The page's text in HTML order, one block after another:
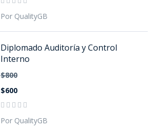
Por QualityGB
Diplomado Auditoría y Control
Interno
$800
$600
Por QualityGB